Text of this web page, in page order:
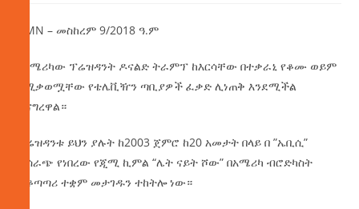
AMN – መስከረም 9/2018 ዓ.ም
የአሜሪካው ፕሬዝዳንት ዶናልድ ትራምፕ ከእርሳቸው በተቃራኒ የቆሙ ወይም
የሚቃወሟቸው የቴሌቪዥን ጣቢያዎች ፈቃድ ሊነጠቅ እንደሚችል
ተናግረዋል።
ፕሬዝዳንቱ ይህን ያሉት ከ2003 ጀምሮ ከ20 አመታት በላይ በ ”ኤቢሲ”
ሲሰራጭ የነበረው የጂሚ ኪምል “ሌት ናይት ሾው” በአሜሪካ ብሮድካስት
ተቆጣጣሪ ተቋም መታገዱን ተከትሎ ነው።